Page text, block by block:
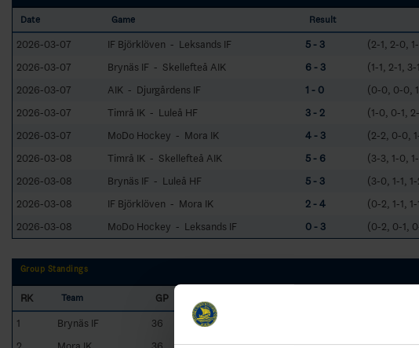
Date Game Result
2026-03-07 IF Björklöven - Leksands IF 5 - 3 (2-1, 2-0,
2026-03-07
Brynäs IF - Skellefteå AIK 6 - 3 (1-1, 2-1, 3-
2026-03-07
AIK - Djurgårdens IF 1 - 0 (0-0, 0-0,
2026-03-07
Timrå IK - Luleå HF 3 - 2 (1-0, 0-1,
2026-03-07
MoDo Hockey - Mora IK 4 - 3 (2-2, 0-0,
2026-03-08
Timrå IK - Skellefteå AIK 5 - 6 (3-3, 1-0,
2026-03-08
Brynäs IF - Luleå HF 5 - 3 (3-0, 1-1,
2026-03-08
IF Björklöven - Mora IK 2 - 4 (0-2, 1-1, 1-
2026-03-08
MoDo Hockey - Leksands IF 0 - 3 (0-2, 0-1,
Group Standings
RK Team GP
1
Brynäs IF 36 22